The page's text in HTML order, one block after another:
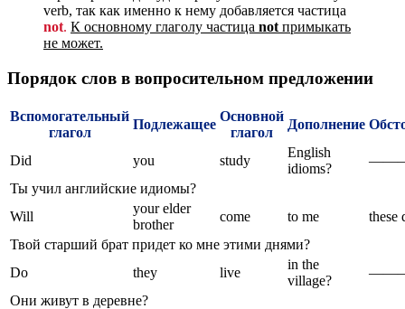
verb, так как именно к нему добавляется частица
not. К основному глаголу частица not примыкать
не может.
Порядок слов в вопросительном предложении
Вспомогательный
глагол
Подлежащее
Основной
глагол
Дополнение
Did you study
English
idioms?
Ты учил английские идиомы?
Will
your elder
brother
come to me
these
Твой старший брат придет ко мне этими днями?
Do
they live
in the
village?
Они живут в деревне?